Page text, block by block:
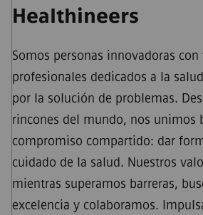
Healthineers
Somos personas innovadoras
profesionales dedicados a la
por la solución de problemas.
rincones del mundo, nos unimos
compromiso compartido: dar
cuidado de la salud. Nuestros
mientras superamos barreras,
excelencia y colaboramos.